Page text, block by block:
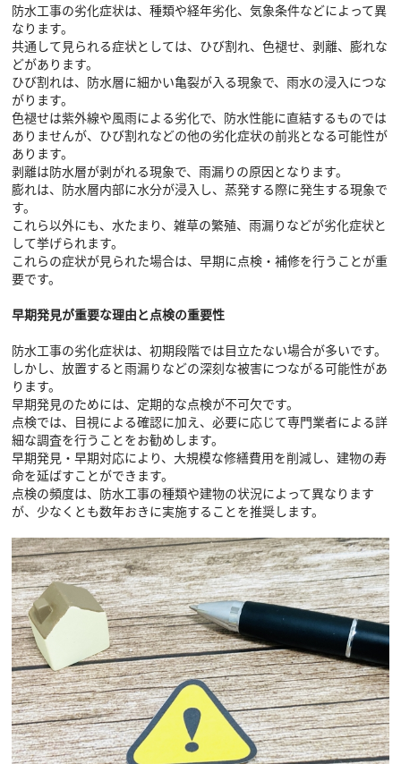
防水工事の劣化症状は、種類や経年劣化、気象条件などによって異
なります。
共通して見られる症状としては、ひび割れ、色褪せ、剥離、膨れな
どがあります。
ひび割れは、防水層に細かい亀裂が入る現象で、雨水の浸入につな
がります。
色褪せは紫外線や風雨による劣化で、防水性能に直結するものでは
ありませんが、ひび割れなどの他の劣化症状の前兆となる可能性が
あります。
剥離は防水層が剥がれる現象で、雨漏りの原因となります。
膨れは、防水層内部に水分が浸入し、蒸発する際に発生する現象で
す。
これら以外にも、水たまり、雑草の繁殖、雨漏りなどが劣化症状と
して挙げられます。
これらの症状が見られた場合は、早期に点検・補修を行うことが重
要です。
早期発見が重要な理由と点検の重要性
防水工事の劣化症状は、初期段階では目立たない場合が多いです。
しかし、放置すると雨漏りなどの深刻な被害につながる可能性があ
ります。
早期発見のためには、定期的な点検が不可欠です。
点検では、目視による確認に加え、必要に応じて専門業者による詳
細な調査を行うことをお勧めします。
早期発見・早期対応により、大規模な修繕費用を削減し、建物の寿
命を延ばすことができます。
点検の頻度は、防水工事の種類や建物の状況によって異なります
が、少なくとも数年おきに実施することを推奨します。